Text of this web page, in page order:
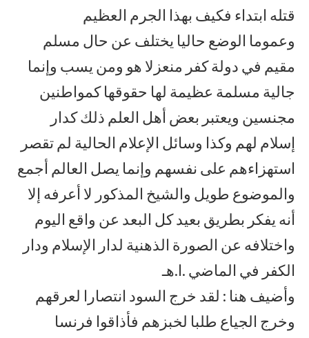
قتله ابتداء فكيف بهذا الجرم العظيم
وعموما الوضع حاليا يختلف عن حال مسلم
مقيم في دولة كفر منعزلا هو ومن يسب وإنما
جالية مسلمة عظيمة لها حقوقها كمواطنين
مجنسين ويعتبر بعض أهل العلم ذلك كدار
إسلام لهم وكذا وسائل الإعلام الحالية لم تقصر
استهزاءهم على نفسهم وإنما يصل العالم أجمع
والموضوع طويل والشيخ المذكور لا أعرفه إلا
أنه يفكر بطريق بعيد كل البعد عن واقع اليوم
واختلافه عن الصورة الذهنية لدار الإسلام ودار
الكفر في الماضي .ا.هـ
وأضيف هنا : لقد خرج السود انتصارا لعرقهم
وخرج الجياع طلبا لخبزهم فأذاقوا فرنسا